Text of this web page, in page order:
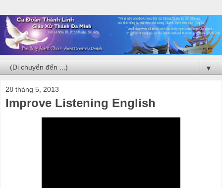
▼
28 tháng 5, 2013
Improve Listening English